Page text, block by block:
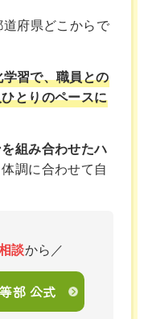
府県どこからで
習で、職員との
とりのペースに
組み合わせたハ
調に合わせて自
談から／
部 公式